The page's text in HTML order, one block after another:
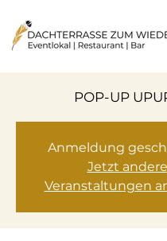
POP-UP
Anmeldung
Jetzt andere
Veranstaltungen